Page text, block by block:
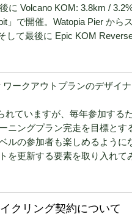
Volcano KOM: 3.8km /
」で開催。Watopia Pier から
て最後に Epic KOM
ークアウトプランのデザイ
れていますが、毎年参加する
ニングプラン完走を目標とす
ルの参加者も楽しめるように
を更新する要素を取り入れて
クリング契約について